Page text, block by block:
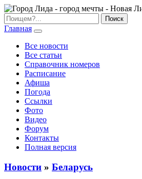
Главная
Все новости
Все статьи
Справочник номеров
Расписание
Афиша
Погода
Ссылки
Фото
Видео
Форум
Контакты
Полная версия
Новости » Беларусь